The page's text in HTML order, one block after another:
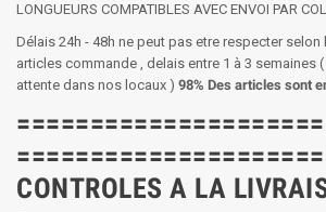
LONGUEURS COMPATIBLES AVEC ENVOI PAR
Délais 24h - 48h ne peut pas etre respecter selon
articles commande , delais entre 1 à 3 semaines
attente dans nos locaux ) 98% Des articles sont
=====================
CONTROLES A LA